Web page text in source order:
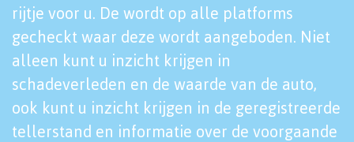
rijtje voor u. De wordt op alle platforms
gecheckt waar deze wordt aangeboden. Niet
alleen kunt u inzicht krijgen in
schadeverleden en de waarde van de auto,
ook kunt u inzicht krijgen in de geregistreerde
tellerstand en informatie over de voorgaande